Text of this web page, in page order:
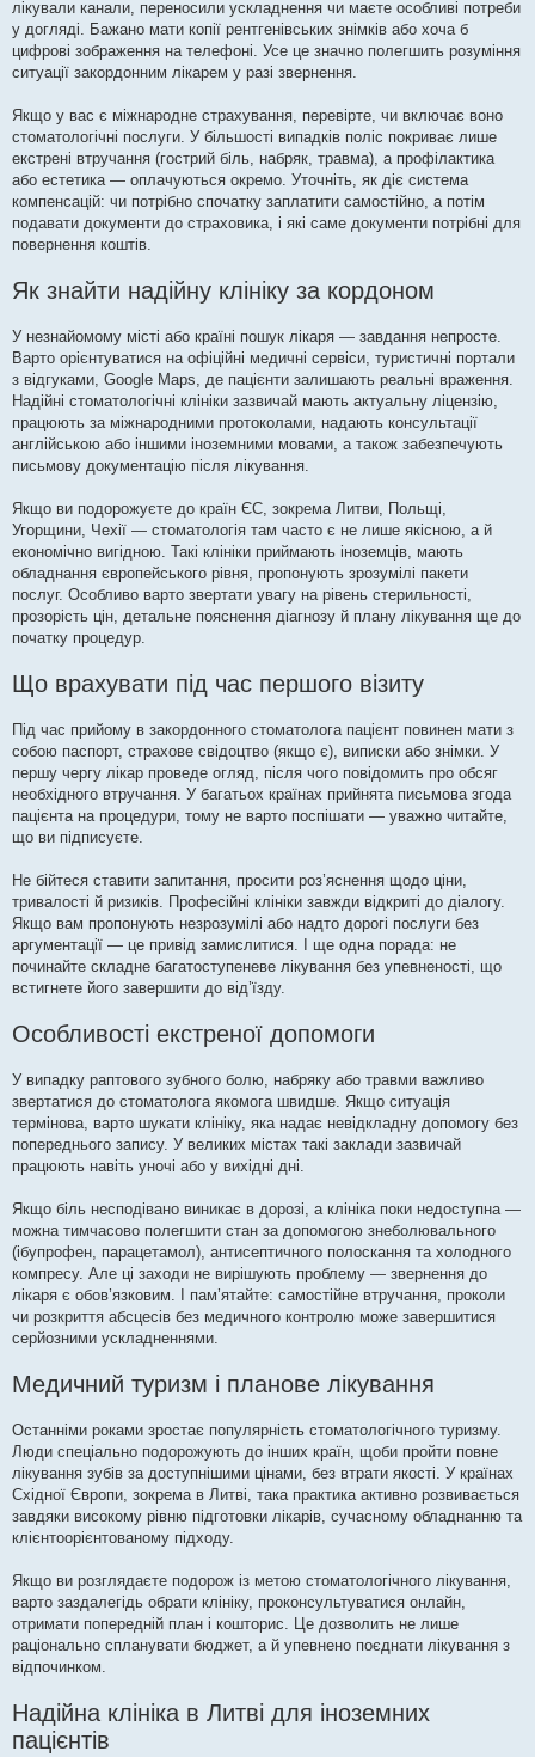
лікували канали, переносили ускладнення чи маєте особливі потреби
у догляді. Бажано мати копії рентгенівських знімків або хоча б
цифрові зображення на телефоні. Усе це значно полегшить розуміння
ситуації закордонним лікарем у разі звернення.
Якщо у вас є міжнародне страхування, перевірте, чи включає воно
стоматологічні послуги. У більшості випадків поліс покриває лише
екстрені втручання (гострий біль, набряк, травма), а профілактика
або естетика — оплачуються окремо. Уточніть, як діє система
компенсацій: чи потрібно спочатку заплатити самостійно, а потім
подавати документи до страховика, і які саме документи потрібні для
повернення коштів.
Як знайти надійну клініку за кордоном
У незнайомому місті або країні пошук лікаря — завдання непросте.
Варто орієнтуватися на офіційні медичні сервіси, туристичні портали
з відгуками, Google Maps, де пацієнти залишають реальні враження.
Надійні стоматологічні клініки зазвичай мають актуальну ліцензію,
працюють за міжнародними протоколами, надають консультації
англійською або іншими іноземними мовами, а також забезпечують
письмову документацію після лікування.
Якщо ви подорожуєте до країн ЄС, зокрема Литви, Польщі,
Угорщини, Чехії — стоматологія там часто є не лише якісною, а й
економічно вигідною. Такі клініки приймають іноземців, мають
обладнання європейського рівня, пропонують зрозумілі пакети
послуг. Особливо варто звертати увагу на рівень стерильності,
прозорість цін, детальне пояснення діагнозу й плану лікування ще до
початку процедур.
Що врахувати під час першого візиту
Під час прийому в закордонного стоматолога пацієнт повинен мати з
собою паспорт, страхове свідоцтво (якщо є), виписки або знімки. У
першу чергу лікар проведе огляд, після чого повідомить про обсяг
необхідного втручання. У багатьох країнах прийнята письмова згода
пацієнта на процедури, тому не варто поспішати — уважно читайте,
що ви підписуєте.
Не бійтеся ставити запитання, просити роз’яснення щодо ціни,
тривалості й ризиків. Професійні клініки завжди відкриті до діалогу.
Якщо вам пропонують незрозумілі або надто дорогі послуги без
аргументації — це привід замислитися. І ще одна порада: не
починайте складне багатоступеневе лікування без упевненості, що
встигнете його завершити до від’їзду.
Особливості екстреної допомоги
У випадку раптового зубного болю, набряку або травми важливо
звертатися до стоматолога якомога швидше. Якщо ситуація
термінова, варто шукати клініку, яка надає невідкладну допомогу без
попереднього запису. У великих містах такі заклади зазвичай
працюють навіть уночі або у вихідні дні.
Якщо біль несподівано виникає в дорозі, а клініка поки недоступна —
можна тимчасово полегшити стан за допомогою знеболювального
(ібупрофен, парацетамол), антисептичного полоскання та холодного
компресу. Але ці заходи не вирішують проблему — звернення до
лікаря є обов’язковим. І пам’ятайте: самостійне втручання, проколи
чи розкриття абсцесів без медичного контролю може завершитися
серйозними ускладненнями.
Медичний туризм і планове лікування
Останніми роками зростає популярність стоматологічного туризму.
Люди спеціально подорожують до інших країн, щоби пройти повне
лікування зубів за доступнішими цінами, без втрати якості. У країнах
Східної Європи, зокрема в Литві, така практика активно розвивається
завдяки високому рівню підготовки лікарів, сучасному обладнанню та
клієнтоорієнтованому підходу.
Якщо ви розглядаєте подорож із метою стоматологічного лікування,
варто заздалегідь обрати клініку, проконсультуватися онлайн,
отримати попередній план і кошторис. Це дозволить не лише
раціонально спланувати бюджет, а й упевнено поєднати лікування з
відпочинком.
Надійна клініка в Литві для іноземних
пацієнтів